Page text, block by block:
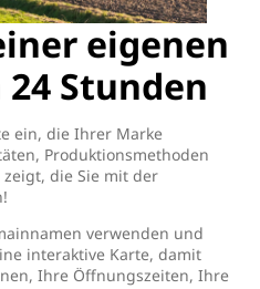
eigenen
Stunden
ein, die Ihrer Marke
Produktionsmethoden
die Sie mit der
verwenden und
interaktive Karte, damit
Ihre Öffnungszeiten, Ihre